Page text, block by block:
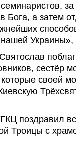
Бога, а затем
Украины»,
сестёр
своей
поздравил
Троицы с